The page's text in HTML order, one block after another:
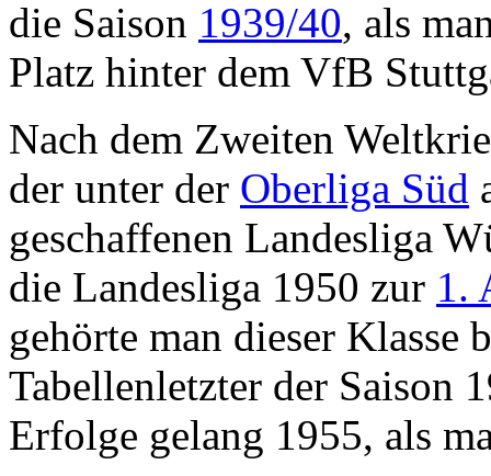
die Saison 1939/40, als
Platz hinter dem VfB
Nach dem Zweiten
der unter der Oberliga Süd
geschaffenen Landesliga
die Landesliga 1950 zur 1.
gehörte man dieser Klasse
Tabellenletzter der Saison
Erfolge gelang 1955, als